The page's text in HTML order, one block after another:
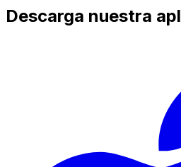
Descarga nuestra